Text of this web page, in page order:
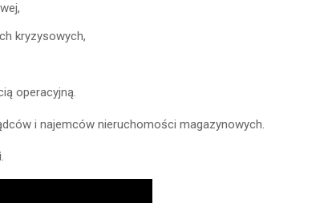
kryzysowych,
operacyjną.
i najemców nieruchomości magazynowych.
.